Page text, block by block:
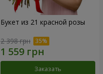
Букет из 21 красной розы
2 398 грн
Заказать